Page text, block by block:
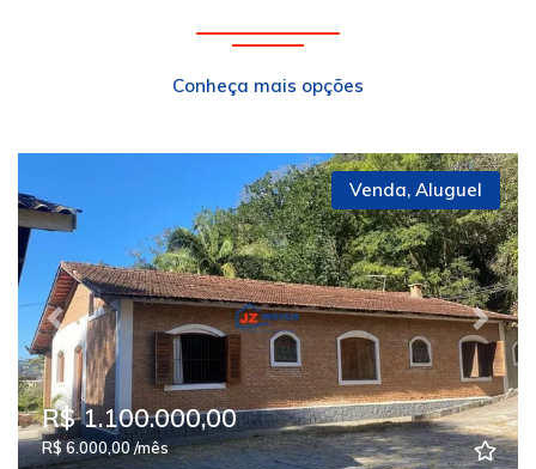
Conheça mais opções
Previous Next
Venda, Aluguel
R$ 1.100.000,00
R$ 6.000,00 /mês